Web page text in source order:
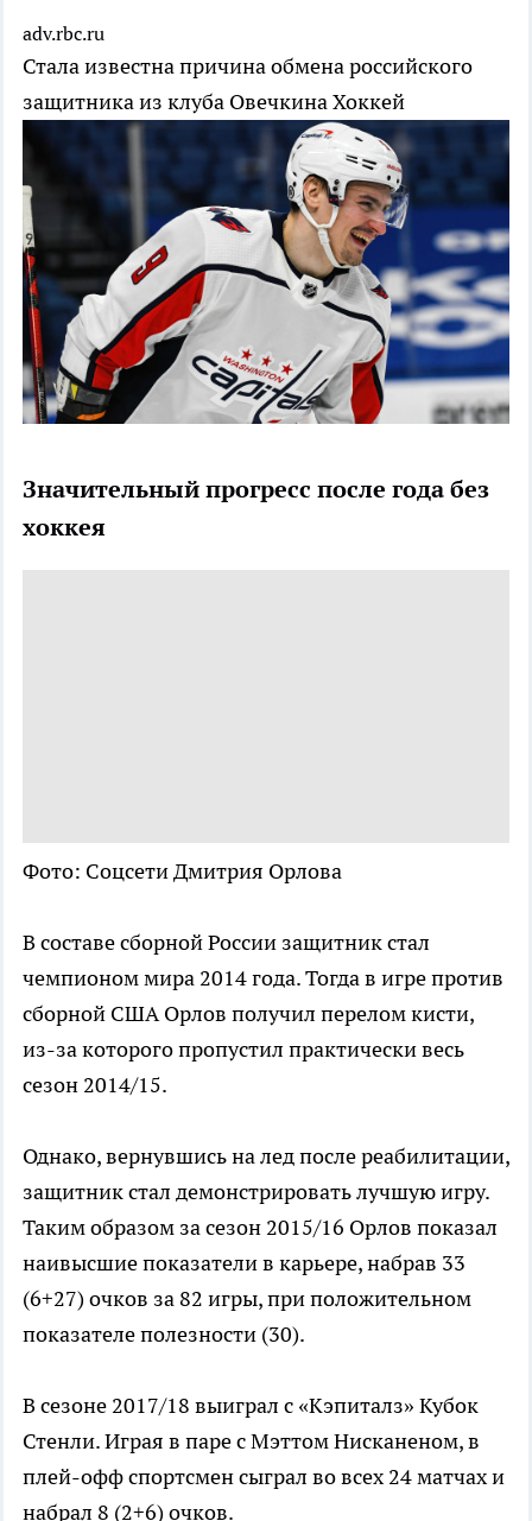
adv.rbc.ru
Стала известна причина обмена российского
защитника из клуба ОвечкинаХоккей
Значительный прогресс после года без
хоккея
Фото: Соцсети Дмитрия Орлова
В составе сборной России защитник стал
чемпионом мира 2014 года. Тогда в игре против
сборной США Орлов получил перелом кисти,
из-за которого пропустил практически весь
сезон 2014/15.
Однако, вернувшись на лед после реабилитации,
защитник стал демонстрировать лучшую игру.
Таким образом за сезон 2015/16 Орлов показал
наивысшие показатели в карьере, набрав 33
(6+27) очков за 82 игры, при положительном
показателе полезности (30).
В сезоне 2017/18 выиграл с «Кэпиталз» Кубок
Стенли. Играя в паре с Мэттом Нисканеном, в
плей-офф спортсмен сыграл во всех 24 матчах и
набрал 8 (2+6) очков.